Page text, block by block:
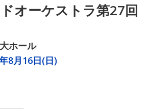
オーケストラ第27回
ホール
8月16日(日)